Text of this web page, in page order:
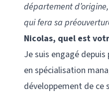
département
qui fera sa
Nicolas, quel est
Je suis engagé
en spécialisation
développement de ce